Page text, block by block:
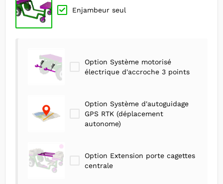
Enjambeur seul
Option Système motorisé
électrique d'accroche 3 points
Option Système d'autoguidage
GPS RTK (déplacement
autonome)
Option Extension porte cagettes
centrale